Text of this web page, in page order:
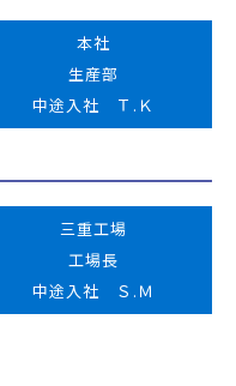
本社
生産部
中途入社 Ｔ.Ｋ
三重工場
工場長
中途入社 Ｓ.Ｍ